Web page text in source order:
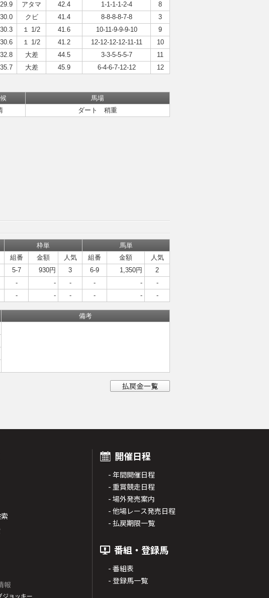
アタマ 42.4 1-1-1-1-2-4
8
クビ 41.4 8-8-8-8-7-8
3
１ 1/2 41.6 10-11-9-9-9-10
9
１ 1/2 41.2 12-12-12-12-11-11
10
大差 44.5 3-3-5-5-5-7
11
大差 45.9 6-4-6-7-12-12 12
馬場
ダート 稍重
枠単
馬単
組番 金額 人気 組番 金額
人気
5-7 930円 3 6-9 1,350円
2
- - - - -
-
- - - - - -
備考
報
ジョッキー
開催日程
- 年間開催日程
- 重賞競走日程
- 場外発売案内
- 他場レース発売日程
- 払戻期限一覧
番組・登録馬
- 番組表
- 登録馬一覧